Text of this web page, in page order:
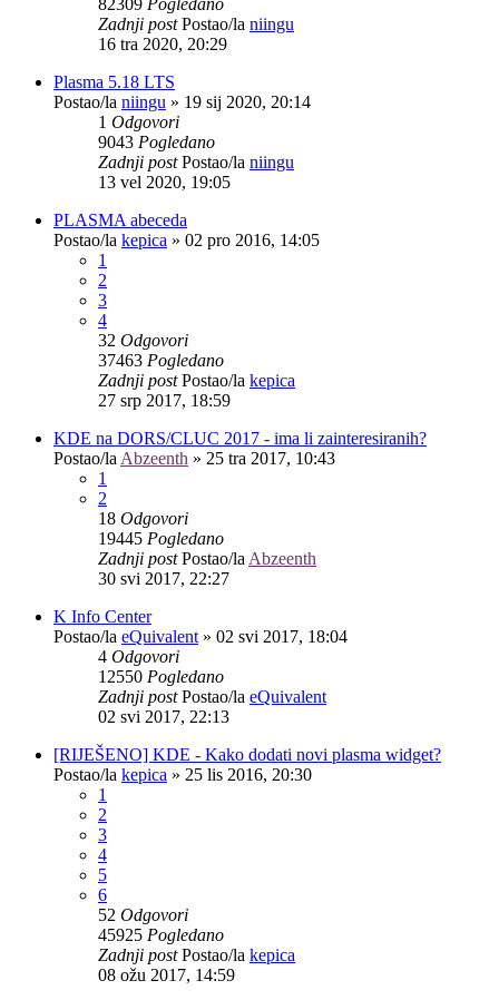
Zadnji postPostao/la niingu
16 tra 2020, 20:29
Plasma 5.18 LTS
Postao/la niingu » 19 sij 2020, 20:14
1 Odgovori
9043 Pogledano
Zadnji postPostao/la niingu
13 vel 2020, 19:05
PLASMA abeceda
Postao/la kepica » 02 pro 2016, 14:05
1
2
3
4
32 Odgovori
37463 Pogledano
Zadnji postPostao/la kepica
27 srp 2017, 18:59
KDE na DORS/CLUC 2017 - ima li zainteresiranih?
Postao/la Abzeenth » 25 tra 2017, 10:43
1
2
18 Odgovori
19445 Pogledano
Zadnji postPostao/la Abzeenth
30 svi 2017, 22:27
K Info Center
Postao/la eQuivalent » 02 svi 2017, 18:04
4 Odgovori
12550 Pogledano
Zadnji postPostao/la eQuivalent
02 svi 2017, 22:13
[RIJEŠENO] KDE - Kako dodati novi plasma widget?
Postao/la kepica » 25 lis 2016, 20:30
1
2
3
4
5
6
52 Odgovori
45925 Pogledano
Zadnji postPostao/la kepica
08 ožu 2017, 14:59